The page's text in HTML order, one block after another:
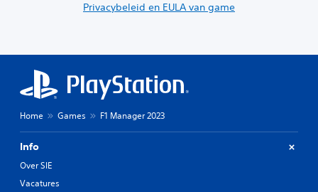
Privacybeleid en EULA van game
Home Games F1 Manager 2023
Info
Over SIE
Vacatures